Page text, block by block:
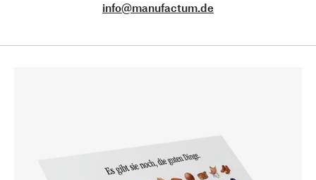
info@manufactum.de